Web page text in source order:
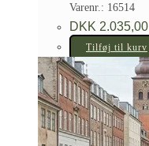
Varenr.: 16514
DKK 2.035,00
Tilføj til kurv